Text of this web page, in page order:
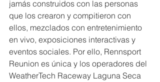
jamás construidos con las personas
que los crearon y compitieron con
ellos, mezclados con entretenimiento
en vivo, exposiciones interactivas y
eventos sociales. Por ello, Rennsport
Reunion es única y los operadores del
WeatherTech Raceway Laguna Seca